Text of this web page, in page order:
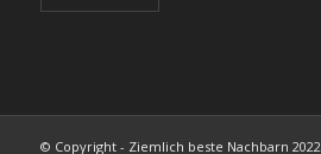
© Copyright - Ziemlich beste Nachbarn